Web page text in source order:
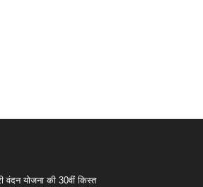
वंदन योजना की 30वीं किस्त